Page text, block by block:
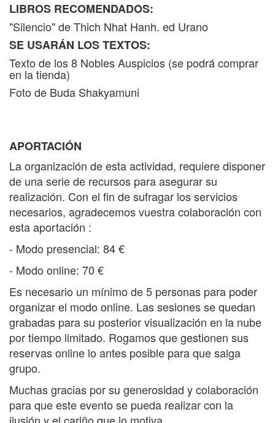
Lama Rigzing Yudron
¿Todavía no la conoces? Descubre un poco más
SABER MÁS
LIBROS RECOMENDADOS:
"Silencio" de Thich Nhat Hanh. ed Urano
SE USARÁN LOS TEXTOS:
Texto de los 8 Nobles Auspicios (se podrá comprar
en la tienda)
Foto de Buda Shakyamuni
APORTACIÓN
La organización de esta actividad, requiere disponer
de una serie de recursos para asegurar su
realización. Con el fin de sufragar los servicios
necesarios, agradecemos vuestra colaboración con
esta aportación :
- Modo presencial: 84 €
- Modo online: 70 €
Es necesario un mínimo de 5 personas para poder
organizar el modo online. Las sesiones se quedan
grabadas para su posterior visualización en la nube
por tiempo limitado. Rogamos que gestionen sus
reservas online lo antes posible para que salga
grupo.
Muchas gracias por su generosidad y colaboración
para que este evento se pueda realizar con la